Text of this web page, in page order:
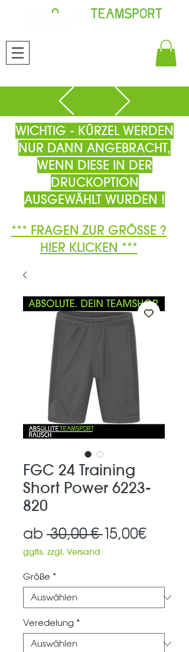
WICHTIG - KÜRZEL WERDEN
NUR DANN ANGEBRACHT,
WENN DIESE IN DER
DRUCKOPTION
AUSGEWÄHLT WURDEN !
*** FRAGEN ZUR GRÖSSE ?
HIER KLICKEN ***
FGC 24 Training
Short Power 6223-
820
ab 30,00 € 15,00€Sale-
ggfls. zzgl. Versand
Größe *
Veredelung *